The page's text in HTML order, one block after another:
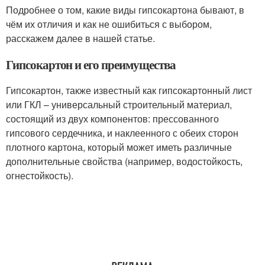
Подробнее о том, какие виды гипсокартона бывают, в
чём их отличия и как не ошибиться с выбором,
расскажем далее в нашей статье.
Гипсокартон и его преимущества
Гипсокартон, также известный как гипсокартонный лист
или ГКЛ – универсальный строительный материал,
состоящий из двух компонентов: прессованного
гипсового сердечника, и наклеенного с обеих сторон
плотного картона, который может иметь различные
дополнительные свойства (например, водостойкость,
огнестойкость).